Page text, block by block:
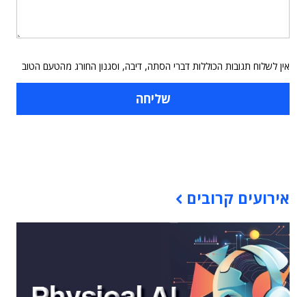
אין לשלוח תגובות הכוללות דברי הסתה, דיבה, וסגנון החורג מהטעם הטוב
אירועים קרובים